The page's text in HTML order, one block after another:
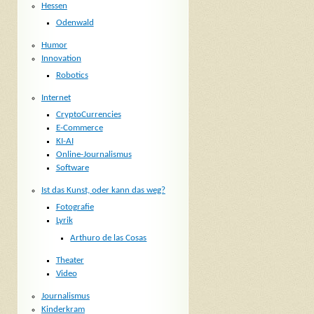
Hessen
Odenwald
Humor
Innovation
Robotics
Internet
CryptoCurrencies
E-Commerce
KI-AI
Online-Journalismus
Software
Ist das Kunst, oder kann das weg?
Fotografie
Lyrik
Arthuro de las Cosas
Theater
Video
Journalismus
Kinderkram